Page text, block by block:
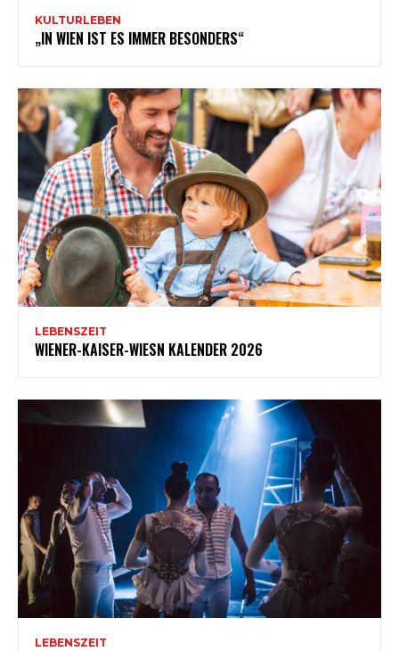
KULTURLEBEN
„IN WIEN IST ES IMMER BESONDERS“
LEBENSZEIT
WIENER-KAISER-WIESN KALENDER 2026
LEBENSZEIT